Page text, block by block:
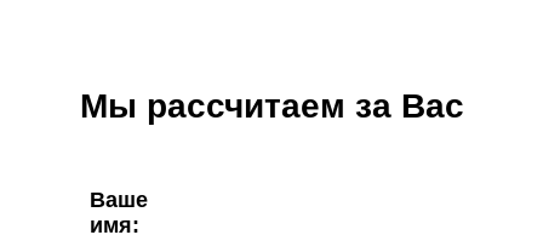
Мы рассчитаем за Вас
Ваше
имя: